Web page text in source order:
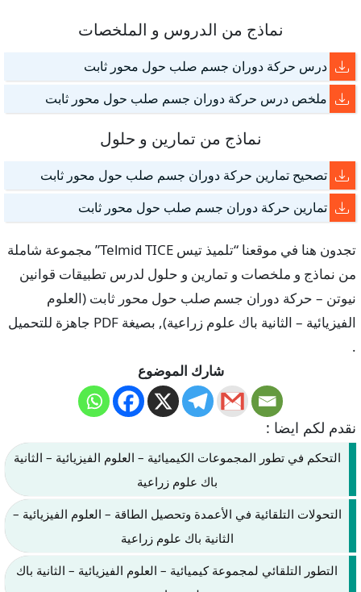
نماذج من الدروس و الملخصات
درس حركة دوران جسم صلب حول محور ثابت
ملخص درس حركة دوران جسم صلب حول محور ثابت
نماذج من تمارين و حلول
تصحيح تمارين حركة دوران جسم صلب حول محور ثابت
تمارين حركة دوران جسم صلب حول محور ثابت
تجدون هنا في موقعنا “تلميذ تيس Telmid TICE” مجموعة شاملة
من نماذج و ملخصات و تمارين و حلول لدرس تطبيقات قوانين
نيوتن – حركة دوران جسم صلب حول محور ثابت (العلوم
الفيزيائية – الثانية باك علوم زراعية), بصيغة PDF جاهزة للتحميل
.
شارك الموضوع
نقدم لكم ايضا :
التحكم في تطور المجموعات الكيميائية – العلوم الفيزيائية – الثانية
باك علوم زراعية
التحولات التلقائية في الأعمدة وتحصيل الطاقة – العلوم الفيزيائية –
الثانية باك علوم زراعية
التطور التلقائي لمجموعة كيميائية – العلوم الفيزيائية – الثانية باك